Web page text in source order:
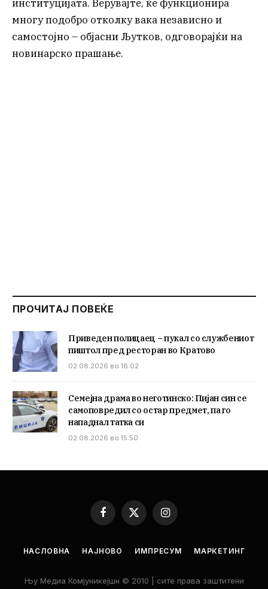
институцијата. Верувајте, ќе функционира
многу подобро отколку вака независно и
самостојно – објасни Љутков, одговорајќи на
новинарско прашање.
ПРОЧИТАЈ ПОВЕЌЕ
Приведен полицаец – пукал со службениот
пиштол пред ресторан во Кратово
02.08.2026 во 16:02
Семејна драма во неготинско: Пијан син се
самоповредил со остар предмет, па го
нападнал татка си
02.08.2026 во 15:50
Facebook
X
Instagram
НАСЛОВНА НАЈНОВО ИМПРЕСУМ МАРКЕТИНГ
Њу Медиа Комјуникејшн © 2010 | сите права заштитени